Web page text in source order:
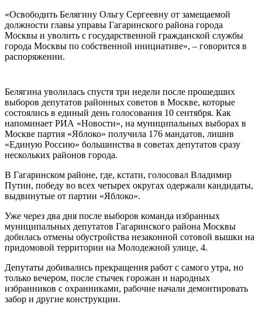
«Освободить Белягину Ольгу Сергеевну от замещаемой
должности главы управы Гагаринского района города
Москвы и уволить с государственной гражданской службы
города Москвы по собственной инициативе», – говорится в
распоряжении.
Белягина уволилась спустя три недели после прошедших
выборов депутатов районных советов в Москве, которые
состоялись в единый день голосования 10 сентября. Как
напоминает РИА «Новости», на муниципальных выборах в
Москве партия «Яблоко» получила 176 мандатов, лишив
«Единую Россию» большинства в советах депутатов сразу
нескольких районов города.
В Гагаринском районе, где, кстати, голосовал Владимир
Путин, победу во всех четырех округах одержали кандидаты,
выдвинутые от партии «Яблоко».
Уже через два дня после выборов команда избранных
муниципальных депутатов Гагаринского района Москвы
добилась отмены обустройства незаконной сотовой вышки на
придомовой территории на Молодежной улице, 4.
Депутаты добивались прекращения работ с самого утра, но
только вечером, после стычек горожан и народных
избранников с охранниками, рабочие начали демонтировать
забор и другие конструкции.